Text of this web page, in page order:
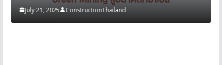
July 21, 2025 ConstructionThailand